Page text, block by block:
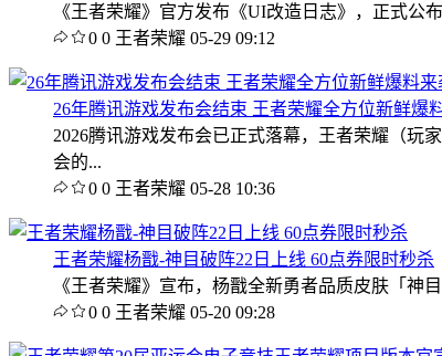
《王者荣耀》官方发布《UI改造日志》，正式公
0 0 王者荣耀 05-29 09:12
26年腾讯游戏发布会结束 王者荣耀全方位新鲜爆
2026腾讯游戏发布会已正式落幕，王者荣耀（玩
会的...
0 0 王者荣耀 05-28 10:36
王者荣耀杨戬-神目破阵22日上线 60点券限时秒杀
《王者荣耀》宣布，杨戬全新勇者品质皮肤「神
0 0 王者荣耀 05-20 09:28